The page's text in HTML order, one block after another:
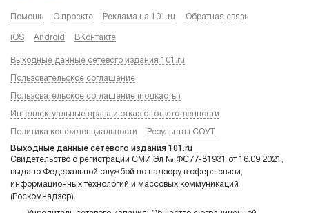
Помощь О проекте Реклама на 101.ru Обратная связь
iOS Android ВКонтакте
Выходные данные сетевого издания 101.ru
Пользовательское соглашение
Пользовательское соглашение (подкасты)
Интеллектуальные права и отказ от ответственности
Политика конфиденциальности Результаты СОУТ
Выходные данные сетевого издания 101.ru
Свидетельство о регистрации СМИ Эл № ФС77-81931 от 16.09.2021,
выдано Федеральной службой по надзору в сфере связи,
информационных технологий и массовых коммуникаций
(Роскомнадзор).